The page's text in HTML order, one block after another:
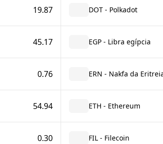
19.87 DOT - Polkadot
45.17 EGP - Libra egípcia
0.76 ERN - Nakfa da
54.94 ETH - Ethereum
0.30 FIL - Filecoin